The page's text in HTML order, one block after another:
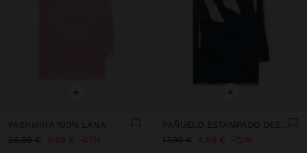
+
PASHMINA 100% LANA
29,99 €
9,99 € 67%
+
17,99 €
4,99 € 72%